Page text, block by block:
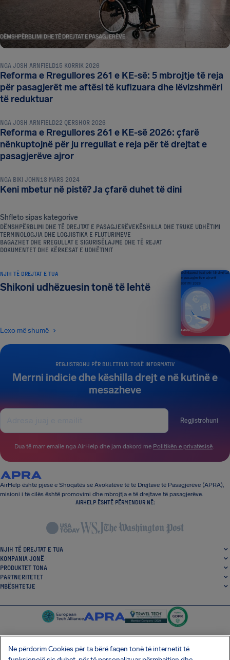
DËMSHPËRBLIMI DHE TË DREJTAT E PASAGJERËVE
NGA JOSH ARNFIELD15 KORRIK 2026
Reforma e Rregullores 261 e KE-së: 5 mbrojtje të reja
për pasagjerët me aftësi të kufizuara dhe lëvizshmëri
të reduktuar
DËMSHPËRBLIMI DHE TË DREJTAT E PASAGJERËVE
NGA JOSH ARNFIELD22 QERSHOR 2026
Reforma e Rregullores 261 e KE-së 2026: çfarë
nënkuptojnë për ju rregullat e reja për të drejtat e
pasagjerëve ajror
DËMSHPËRBLIMI DHE TË DREJTAT E PASAGJERËVE
NGA BIKI JOHN18 MARS 2024
Keni mbetur në pistë? Ja çfarë duhet të dini
Shfleto sipas kategorive
DËMSHPËRBLIMI DHE TË DREJTAT E PASAGJERËVEKËSHILLA DHE TRUKE UDHËTIMI
TERMINOLOGJIA DHE LOGJISTIKA E FLUTURIMEVE
BAGAZHET DHE RREGULLAT E SIGURISËLAJME DHE TË REJAT
DOKUMENTET DHE KËRKESAT E UDHËTIMIT
REGJISTROHU PËR BULETININ TONË INFORMATIV
Merrni indicie dhe këshilla drejt e në kutinë e
mesazheve
Regjistrohuni
Dua të marr emaile nga AirHelp dhe jam dakord me Politikën e privatësisë.
NJIH TË DREJTAT E TUA
Shikoni udhëzuesin tonë të lehtë
Lexo më shumë
Udhëzuesi juaj për të drejtat
e pasagjerëve ajrorë
BOTIMI 2026
AirHelp është pjesë e Shoqatës së Avokatëve të të Drejtave të Pasagjerëve (APRA),
misioni i të cilës është promovimi dhe mbrojtja e të drejtave të pasagjerëve.
AIRHELP ËSHTË PËRMENDUR NË:
NJIH TË DREJTAT E TUA
KOMPANIA JONË
PRODUKTET TONA
PARTNERITETET
MBËSHTETJE
Ne përdorim Cookies për ta bërë faqen tonë të internetit të